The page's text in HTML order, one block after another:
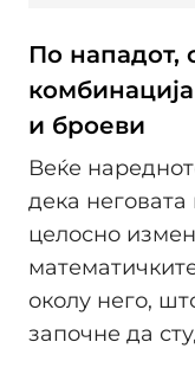
По нападот,
и броеви
Веќе
дека
целосно
околу него,
започне да